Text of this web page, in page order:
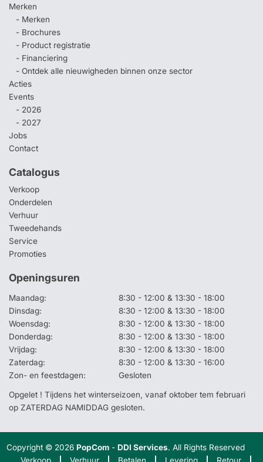
Merken
- Merken
- Brochures
- Product registratie
- Financiering
- Ontdek alle nieuwigheden binnen onze sector
Acties
Events
- 2026
- 2027
Jobs
Contact
Catalogus
Verkoop
Onderdelen
Verhuur
Tweedehands
Service
Promoties
Openingsuren
Maandag:
8:30 - 12:00 & 13:30 - 18:00
Dinsdag:
8:30 - 12:00 & 13:30 - 18:00
Woensdag:
8:30 - 12:00 & 13:30 - 18:00
Donderdag:
8:30 - 12:00 & 13:30 - 18:00
Vrijdag:
8:30 - 12:00 & 13:30 - 18:00
Zaterdag:
8:30 - 12:00 & 13:30 - 16:00
Zon- en feestdagen:
Gesloten
Opgelet ! Tijdens het winterseizoen, vanaf oktober tem februari
op ZATERDAG NAMIDDAG gesloten.
Copyright © 2026PopCom -DDI Services. All Rights Reserved